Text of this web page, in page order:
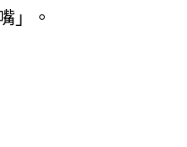
」。